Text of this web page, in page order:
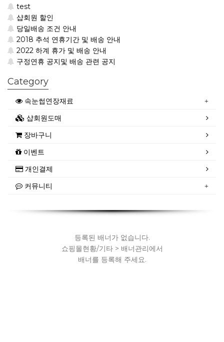
test
샵회원 할인
당일배송 조건 안내
2018 추석 연휴기간 및 배송 안내
2022 하계 휴가 및 배송 안내
구정연휴 공지및 배송 관련 공지
Category
속눈썹연장재료
샵회원도매
장바구니
이벤트
개인결제
커뮤니티
등록된 배너가 없습니다.
쇼핑몰현황/기타 > 배너관리에서
배너를 등록해 주세요.